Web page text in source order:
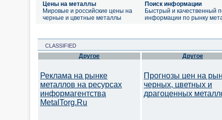
Цены на металлы
Мировые и российские цены на
черные и цветные металлы
Поиск информации
Быстрый и качественный
информации по рынку
CLASSIFIED
Другое
Реклама на рынке
металлов на ресурсах
информагентства
MetalTorg.Ru
Другое
Прогнозы цен на
черных, цветных и
драгоценных